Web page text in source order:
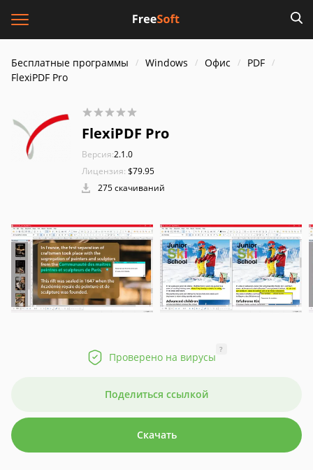
Бесплатные программы Windows Офис
PDF
FlexiPDF Pro
FlexiPDF Pro
Версия:2.1.0
Лицензия: $79.95
275 скачиваний
Проверено на вирусы
?
Поделиться ссылкой
Скачать